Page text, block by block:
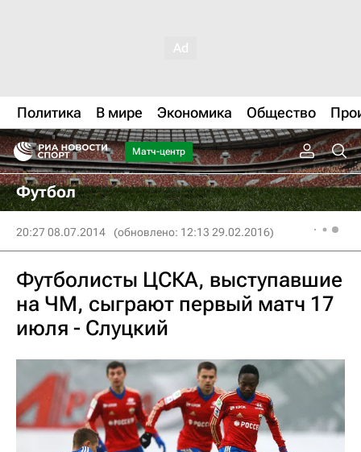
Политика В мире Экономика Общество
Матч-центр
Футбол
20:27 08.07.2014 (обновлено: 12:13 29.02.2016)
Футболисты ЦСКА, выступавшие
на ЧМ, сыграют первый матч 17
июля - Слуцкий